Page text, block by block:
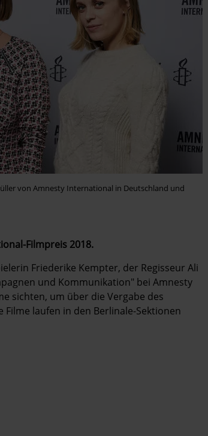
von Amnesty International in Deutschland und
Filmpreis 2018.
Friederike Kempter, der Regisseur Ali
und Kommunikation" bei Amnesty
sichten, um über die Vergabe des
Filme laufen in den Berlinale-Sektionen